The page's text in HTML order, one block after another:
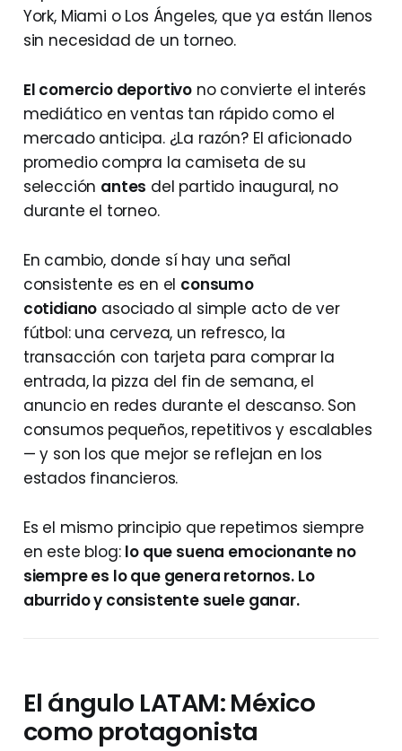
York, Miami o Los Ángeles, que ya están llenos
sin necesidad de un torneo.
El comercio deportivo no convierte el interés
mediático en ventas tan rápido como el
mercado anticipa. ¿La razón? El aficionado
promedio compra la camiseta de su
selección antes del partido inaugural, no
durante el torneo.
En cambio, donde sí hay una señal
consistente es en el consumo
cotidiano asociado al simple acto de ver
fútbol: una cerveza, un refresco, la
transacción con tarjeta para comprar la
entrada, la pizza del fin de semana, el
anuncio en redes durante el descanso. Son
consumos pequeños, repetitivos y escalables
— y son los que mejor se reflejan en los
estados financieros.
Es el mismo principio que repetimos siempre
en este blog: lo que suena emocionante no
siempre es lo que genera retornos. Lo
aburrido y consistente suele ganar.
El ángulo LATAM: México
como protagonista